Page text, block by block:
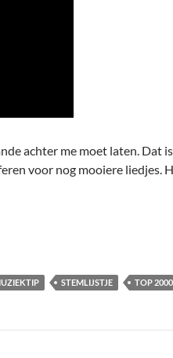
achter me moet laten. Dat
voor nog mooiere liedjes.
STEMLIJSTJE TOP 2000